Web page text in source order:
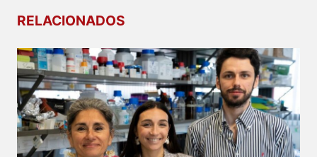
RELACIONADOS